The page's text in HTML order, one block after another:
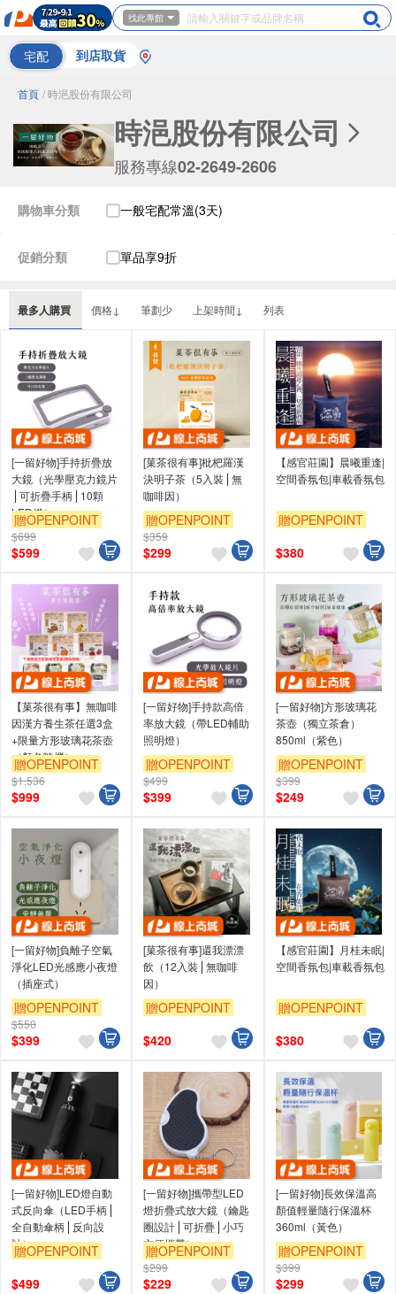
找此專館
宅配 到店取貨
首頁 / 時浥股份有限公司
時浥股份有限公司
服務專線02-2649-2606
最多人購買 價格↓ 筆劃少 上架時間↓ 列表
購物車分類 一般宅配常溫(3天)
促銷分類 單品享9折
[一留好物]手持折疊放
大鏡（光學壓克力鏡片
⎪可折疊手柄⎪10顆
LED燈）
贈OPENPOINT
$699
$599
[菓茶很有事]枇杷羅漢
決明子茶（5入裝⎪無
咖啡因）
贈OPENPOINT
$359
$299
【感官莊園】晨曦重逢|
空間香氛包|車載香氛包
贈OPENPOINT
$380
【菓茶很有事】無咖啡
因漢方養生茶任選3盒
+限量方形玻璃花茶壺
（顏色隨機）
贈OPENPOINT
$1,536
$999
[一留好物]手持款高倍
率放大鏡（帶LED輔助
照明燈）
贈OPENPOINT
$499
$399
[一留好物]方形玻璃花
茶壺（獨立茶倉）
850ml（紫色）
贈OPENPOINT
$399
$249
[一留好物]負離子空氣
淨化LED光感應小夜燈
（插座式）
贈OPENPOINT
$550
$399
[菓茶很有事]還我漂漂
飲（12入裝⎪無咖啡
因）
贈OPENPOINT
$420
【感官莊園】月桂未眠|
空間香氛包|車載香氛包
贈OPENPOINT
$380
[一留好物]LED燈自動
式反向傘（LED手柄⎪
全自動傘柄⎪反向設
計）
贈OPENPOINT
$499
[一留好物]攜帶型LED
燈折疊式放大鏡（鑰匙
圈設計⎪可折疊⎪小巧
方便攜帶）
贈OPENPOINT
$299
$229
[一留好物]長效保溫高
顏值輕量隨行保溫杯
360ml（黃色）
贈OPENPOINT
$399
$299